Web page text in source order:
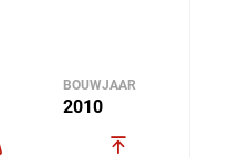
BOUWJAAR
2010